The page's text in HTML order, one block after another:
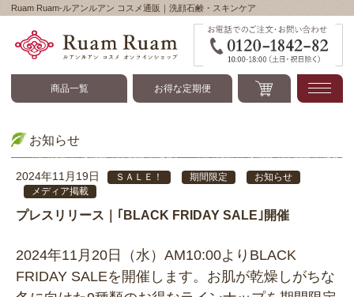
Ruam Ruam-ルアンルアン コスメ通販｜洗顔石鹸・スキンケア
Ruam Ruam-ルアンルアン
商品一覧 お得な定期便
お知らせ
2024年11月19日 ＳＡＬＥ！ 期間限定
お知らせ
メディア掲載
プレスリリース｜｢BLACK FRIDAY SALE｣開催
2024年11月20日（水）AM10:00よりBLACK
FRIDAY SALEを開催します。お肌が乾燥しがちな